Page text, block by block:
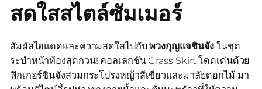
สดใสสไตล์ซัมเมอร์
สัมผัสไอแดดและความสดใสไปกับพวงกุญแจชินจัง ในชุด
ระบำหน้าท้องสุดกวน! คอลเลกชัน Grass Skirt โดดเด่นด้วย
ฟิกเกอร์ชินจังสวมกระโปรงหญ้าสีเขียวและมาลัยดอกไม้ มา